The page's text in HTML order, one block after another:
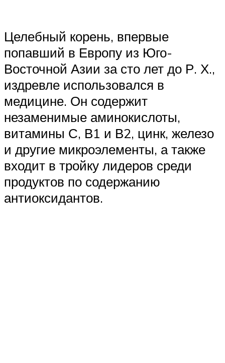
Целебный корень, впервые
попавший в Европу из Юго-
Восточной Азии за сто лет до Р. Х.,
издревле использовался в
медицине. Он содержит
незаменимые аминокислоты,
витамины С, В1 и В2, цинк, железо
и другие микроэлементы, а также
входит в тройку лидеров среди
продуктов по содержанию
антиоксидантов.